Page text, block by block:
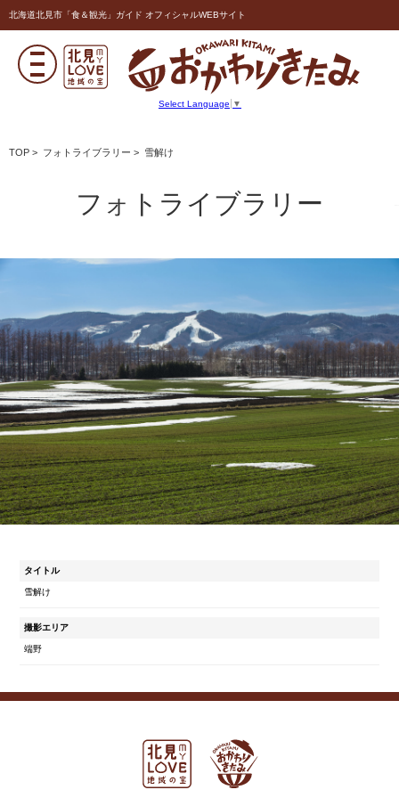
北海道北見市「食＆観光」ガイド オフィシャルWEBサイト
Select Language ▼
TOP > フォトライブラリー > 雪解け
フォトライブラリー
タイトル
雪解け
撮影エリア
端野